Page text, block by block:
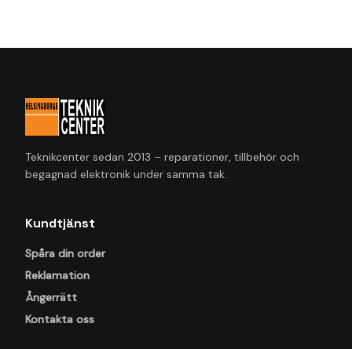
Teknikcenter sedan 2013 – reparationer, tillbehör och
begagnad elektronik under samma tak.
Kundtjänst
Spåra din order
Reklamation
Ångerrätt
Kontakta oss